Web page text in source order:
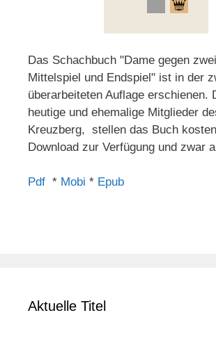
Das Schachbuch "Dame gegen
Mittelspiel und Endspiel" ist in der
überarbeiteten Auflage erschienen.
heutige und ehemalige Mitglieder
Kreuzberg, stellen das Buch
Download zur Verfügung und zwar
Pdf * Mobi * Epub
Aktuelle Titel